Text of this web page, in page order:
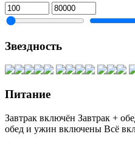
Звездность
Питание
Завтрак включён Завтрак +
обед и ужин включены Всё